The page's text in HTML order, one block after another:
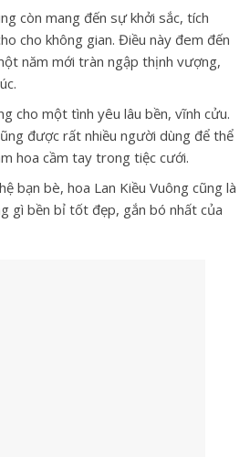
còn mang đến sự khởi sắc, tích
cho không gian. Điều này đem đến
năm mới tràn ngập thịnh vượng,
cho một tình yêu lâu bền, vĩnh cửu.
được rất nhiều người dùng để thể
hoa cầm tay trong tiệc cưới.
bạn bè, hoa Lan Kiều Vuông cũng là
gì bền bỉ tốt đẹp, gắn bó nhất của